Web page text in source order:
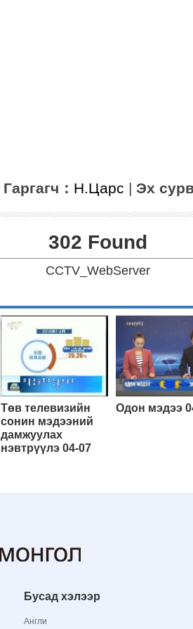
Гаргагч： Н.Царс | Эх
302 Found
CCTV_WebServer
Төв телевизийн
сонин мэдээний
дамжуулах
нэвтрүүлэ 04-07
Одон мэдээ
Бусад хэлээр
Англи